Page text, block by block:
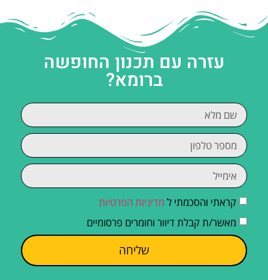
עזרה עם תכנון החופשה
ברומא?
קראתי והסכמתי ל מדיניות הפרטיות
מאשר/ת קבלת דיוור וחומרים פרסומיים
שליחה